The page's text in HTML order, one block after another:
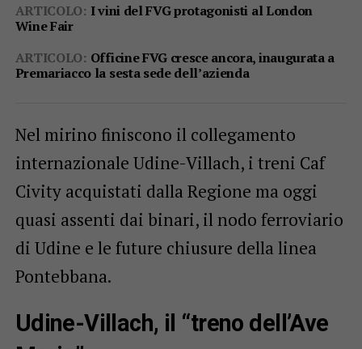
ARTICOLO: I vini del FVG protagonisti al London
Wine Fair
ARTICOLO: Officine FVG cresce ancora, inaugurata a
Premariacco la sesta sede dell’azienda
Nel mirino finiscono il collegamento
internazionale Udine-Villach, i treni Caf
Civity acquistati dalla Regione ma oggi
quasi assenti dai binari, il nodo ferroviario
di Udine e le future chiusure della linea
Pontebbana.
Udine-Villach, il “treno dell’Ave